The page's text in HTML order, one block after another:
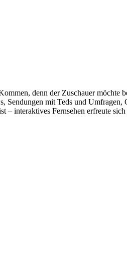
denn der Zuschauer
mit Teds und
– interaktives Fernsehen erfreute